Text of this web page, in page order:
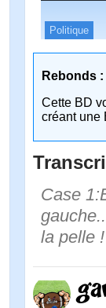
Politique
Rebonds :
Cette BD
créant une
Case
la pelle